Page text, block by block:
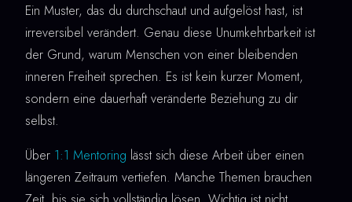
Ein Muster, das du durchschaut und aufgelöst hast, ist
irreversibel verändert. Genau diese Unumkehrbarkeit ist
der Grund, warum Menschen von einer bleibenden
inneren Freiheit sprechen. Es ist kein kurzer Moment,
sondern eine dauerhaft veränderte Beziehung zu dir
selbst.
Über 1:1 Mentoring lässt sich diese Arbeit über einen
längeren Zeitraum vertiefen. Manche Themen brauchen